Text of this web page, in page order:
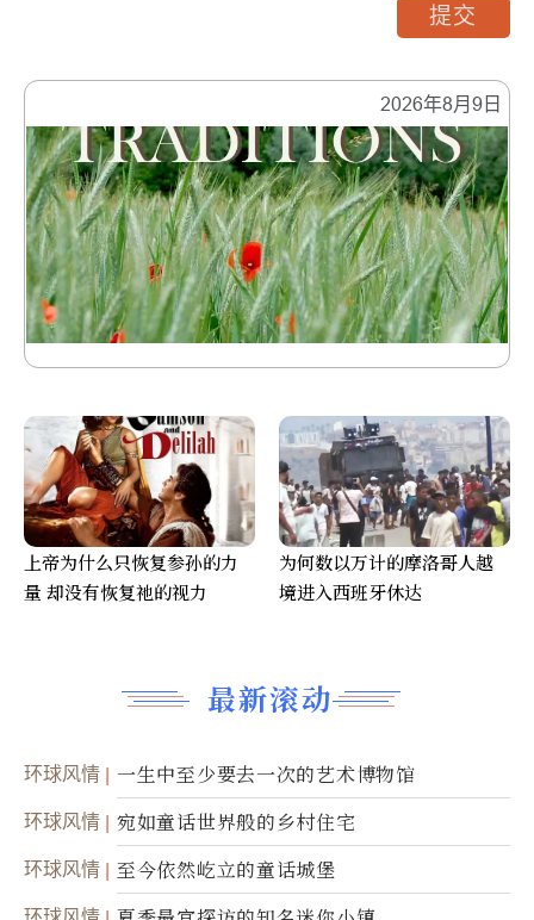
2026年8月9日
最新滚动
环球风情 一生中至少要去一次的艺术博物馆
环球风情 宛如童话世界般的乡村住宅
环球风情 至今依然屹立的童话城堡
提交
上帝为什么只恢复参孙的力
量 却没有恢复祂的视力
为何数以万计的摩洛哥人越
境进入西班牙休达